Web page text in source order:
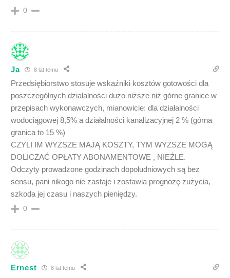
0
Ja 8 lat temu
Przedsiębiorstwo stosuje wskaźniki kosztów gotowości dla
poszczególnych działalności dużo niższe niż górne granice w
przepisach wykonawczych, mianowicie: dla działalności
wodociągowej 8,5% a działalności kanalizacyjnej 2 % (górna
granica to 15 %)
CZYLI IM WYŻSZE MAJĄ KOSZTY, TYM WYŻSZE MOGĄ
DOLICZAĆ OPŁATY ABONAMENTOWE , NIEŹLE.
Odczyty prowadzone godzinach dopołudniowych są bez
sensu, pani nikogo nie zastaje i zostawia prognozę zużycia,
szkoda jej czasu i naszych pieniędzy.
0
Ernest 8 lat temu